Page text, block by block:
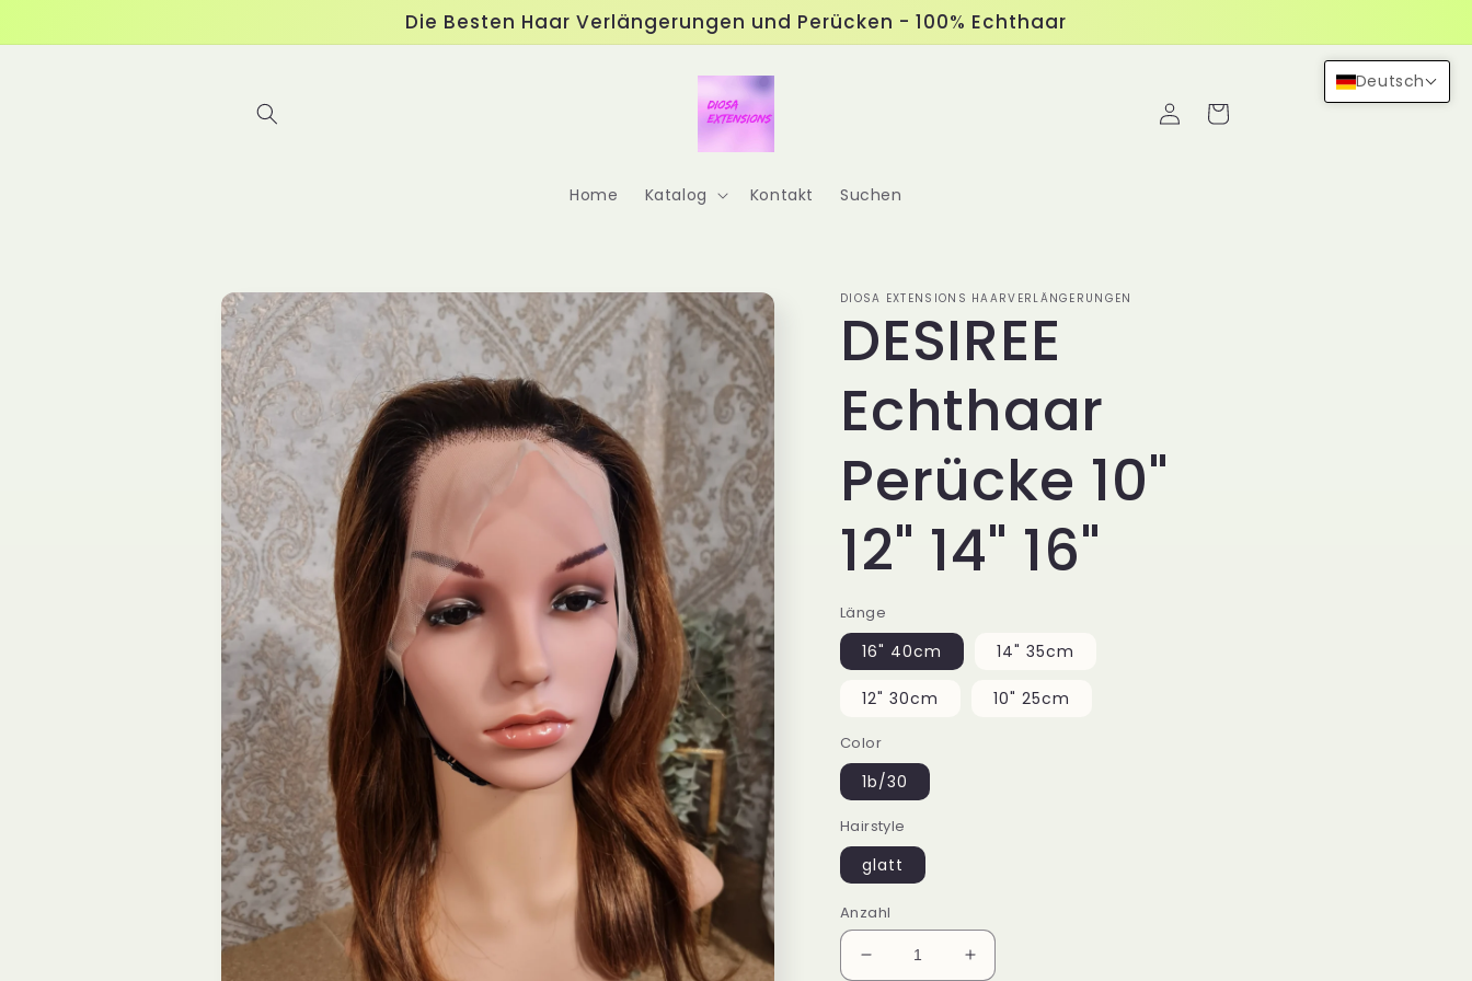
Inhalt
Die Besten Haar Verlängerungen und Perücken - 100% Echthaar
Home Katalog Kontakt Suchen
EinloggenWarenkorb
Zu
Produktinformationen
springen
DIOSA EXTENSIONS HAARVERLÄNGERUNGEN
DESIREE
Echthaar
Perücke 10"
12" 14" 16"
Länge
16" 40cm 14" 35cm
12" 30cm 10" 25cm
Color
1b/30
Hairstyle
glatt
Anzahl
Verringere
Erhöhe
Deutsch